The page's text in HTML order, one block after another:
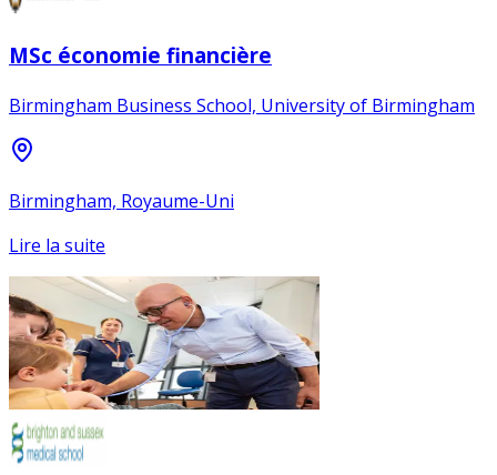
MSc économie financière
Birmingham Business School, University of Birmingham
Birmingham, Royaume-Uni
Lire la suite